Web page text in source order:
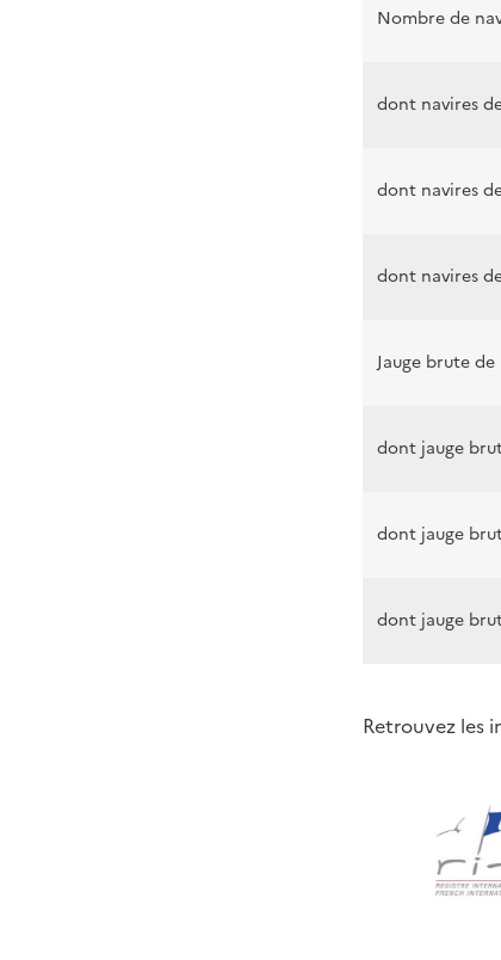
Nombre de
dont navires
dont navires
dont navires
Jauge brute
dont jauge
dont jauge
dont jauge
Retrouvez les